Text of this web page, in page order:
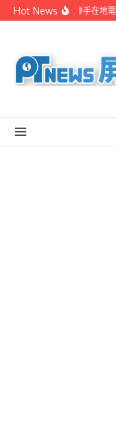
Skip to content
Hot News屏縣府聯手在地